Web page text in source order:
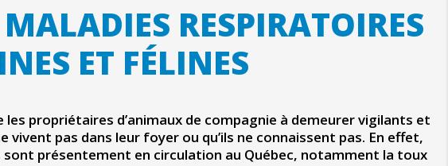
RESPIRATOIRES
ET FÉLINES
les propriétaires d’animaux de compagnie à demeurer vigilants et
pas dans leur foyer ou qu’ils ne connaissent pas. En effet,
présentement en circulation au Québec, notamment la toux